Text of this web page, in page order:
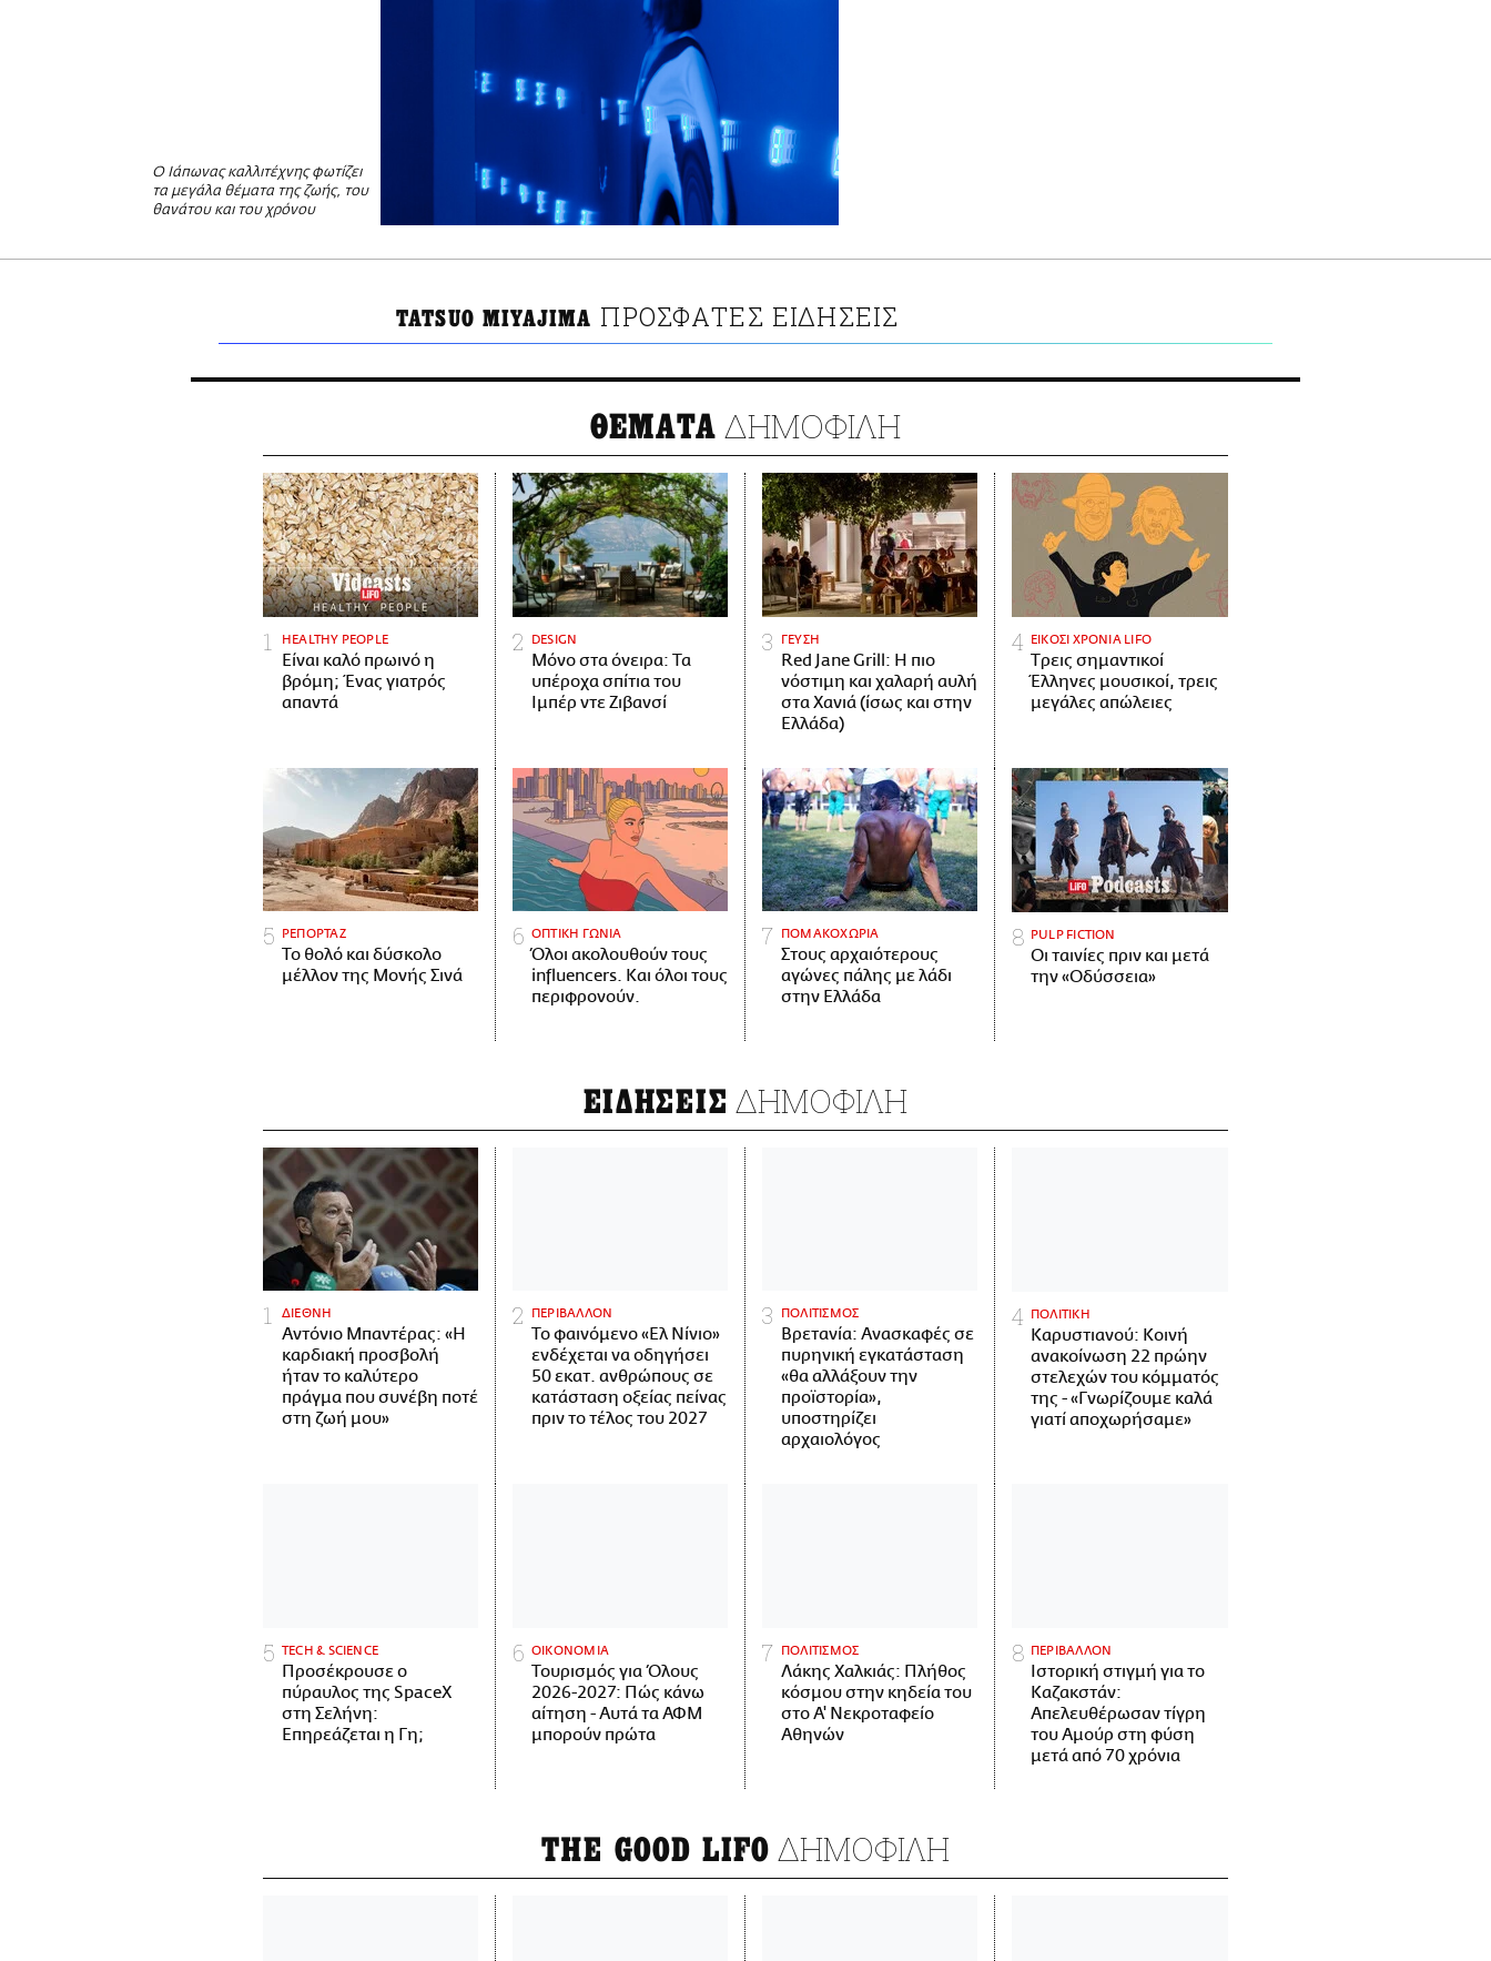
Ο Ιάπωνας καλλιτέχνης φωτίζει
τα μεγάλα θέματα της ζωής, του
θανάτου και του χρόνου
TATSUO MIYAJIMA ΠΡΟΣΦΑΤΕΣ ΕΙΔΗΣΕΙΣ
ΘΕΜΑΤΑ ΔΗΜΟΦΙΛΗ
HEALTHY PEOPLE
Είναι καλό πρωινό η
βρόμη; Ένας γιατρός
απαντά
DESIGN
Μόνο στα όνειρα: Τα
υπέροχα σπίτια του
Ιμπέρ ντε Ζιβανσί
ΓΕΥΣΗ
Red Jane Grill: Η πιο
νόστιμη και χαλαρή αυλή
στα Χανιά (ίσως και στην
Ελλάδα)
ΕΙΚΟΣΙ ΧΡΟΝΙΑ LIFO
Tρεις σημαντικοί
Έλληνες μουσικοί, τρεις
μεγάλες απώλειες
ΡΕΠΟΡΤΑΖ
Το θολό και δύσκολο
μέλλον της Μονής Σινά
ΟΠΤΙΚΗ ΓΩΝΙΑ
Όλοι ακολουθούν τους
influencers. Και όλοι τους
περιφρονούν.
ΠΟΜΑΚΟΧΩΡΙΑ
Στους αρχαιότερους
αγώνες πάλης με λάδι
στην Ελλάδα
PULP FICTION
Οι ταινίες πριν και μετά
την «Οδύσσεια»
ΕΙΔΗΣΕΙΣ ΔΗΜΟΦΙΛΗ
ΔΙΕΘΝΗ
Αντόνιο Μπαντέρας: «Η
καρδιακή προσβολή
ήταν το καλύτερο
πράγμα που συνέβη ποτέ
στη ζωή μου»
ΠΕΡΙΒΑΛΛΟΝ
Το φαινόμενο «Ελ Νίνιο»
ενδέχεται να οδηγήσει
50 εκατ. ανθρώπους σε
κατάσταση οξείας πείνας
πριν το τέλος του 2027
ΠΟΛΙΤΙΣΜΟΣ
Βρετανία: Ανασκαφές σε
πυρηνική εγκατάσταση
«θα αλλάξουν την
προϊστορία»,
υποστηρίζει
αρχαιολόγος
ΠΟΛΙΤΙΚΗ
Καρυστιανού: Κοινή
ανακοίνωση 22 πρώην
στελεχών του κόμματός
της - «Γνωρίζουμε καλά
γιατί αποχωρήσαμε»
ΤECH & SCIENCE
Προσέκρουσε ο
πύραυλος της SpaceX
στη Σελήνη:
Επηρεάζεται η Γη;
ΟΙΚΟΝΟΜΙΑ
Τουρισμός για Όλους
2026-2027: Πώς κάνω
αίτηση - Αυτά τα ΑΦΜ
μπορούν πρώτα
ΠΟΛΙΤΙΣΜΟΣ
Λάκης Χαλκιάς: Πλήθος
κόσμου στην κηδεία του
στο Α' Νεκροταφείο
Αθηνών
ΠΕΡΙΒΑΛΛΟΝ
Ιστορική στιγμή για το
Καζακστάν:
Απελευθέρωσαν τίγρη
του Αμούρ στη φύση
μετά από 70 χρόνια
THE GOOD LIFO ΔΗΜΟΦΙΛΗ